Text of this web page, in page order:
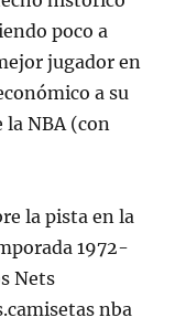
poco a
jugador en
a su
la NBA (con
la pista en la
1972-
Nets
nba